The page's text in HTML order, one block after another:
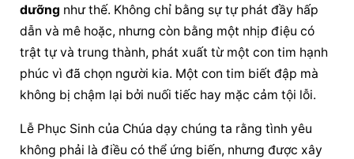
dưỡng như thế. Không chỉ bằng sự tự phát đầy hấp
dẫn và mê hoặc, nhưng còn bằng một nhịp điệu có
trật tự và trung thành, phát xuất từ một con tim hạnh
phúc vì đã chọn người kia. Một con tim biết đập mà
không bị chậm lại bởi nuối tiếc hay mặc cảm tội lỗi.
Lễ Phục Sinh của Chúa dạy chúng ta rằng tình yêu
không phải là điều có thể ứng biến, nhưng được xây